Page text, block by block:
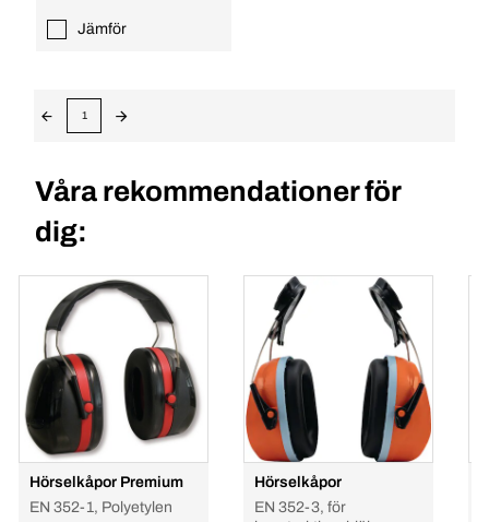
Jämför
1
Våra rekommendationer för
dig:
Hörselkåpor Premium
EN 352-1, Polyetylen
Hörselkåpor
EN 352-3, för